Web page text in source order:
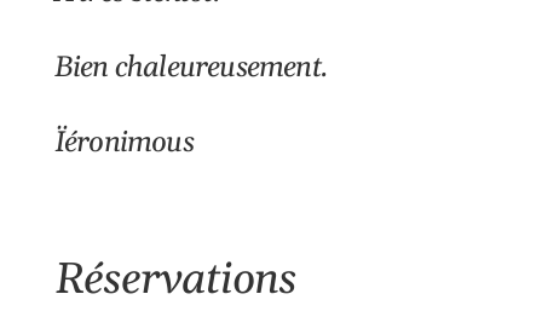
Bien chaleureusement.
Ïéronimous
Réservations